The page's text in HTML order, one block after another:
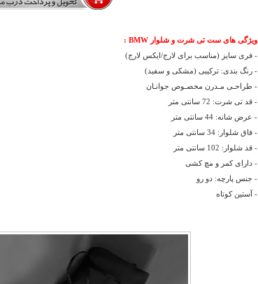
ویژگی های ست تی شرت و شلوار BMW :
- فری سایز (مناسب برای لارج/ایکس لارج)
- رنگ بندی: ترکیبی (مشکی و سفید)
- طراحـی مـدرن مخصـوص جوانـان
- قد تی شرت: 72 سانتی متر
- عرض شانه: 44 سانتی متر
- فاق شلوار: 34 سانتی متر
- قد شلوار: 102 سانتی متر
- دارای کمر و مچ کشی
- جنس پارچه: دو رو
- آستین کوتاه